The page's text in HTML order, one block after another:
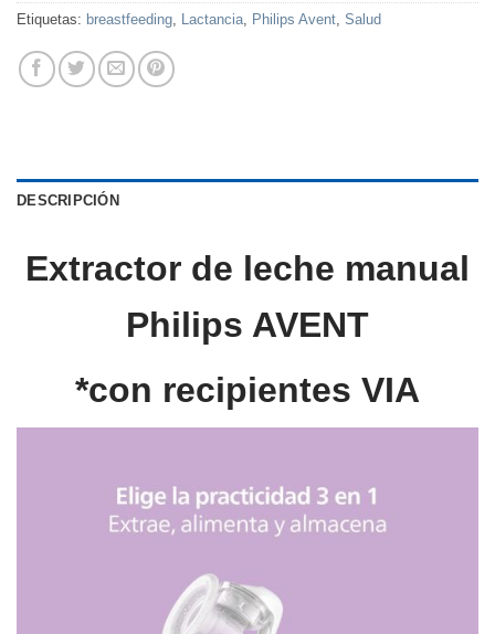
Etiquetas: breastfeeding Lactancia Philips Avent Salud
DESCRIPCIÓN
Extractor de leche manual
Philips AVENT
*con recipientes VIA